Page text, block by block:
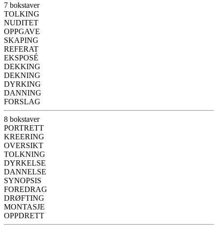
7 bokstaver
TOLKING
NUDITET
OPPGAVE
SKAPING
REFERAT
EKSPOSÉ
DEKKING
DEKNING
DYRKING
DANNING
FORSLAG
8 bokstaver
PORTRETT
KREERING
OVERSIKT
TOLKNING
DYRKELSE
DANNELSE
SYNOPSIS
FOREDRAG
DRØFTING
MONTASJE
OPPDRETT